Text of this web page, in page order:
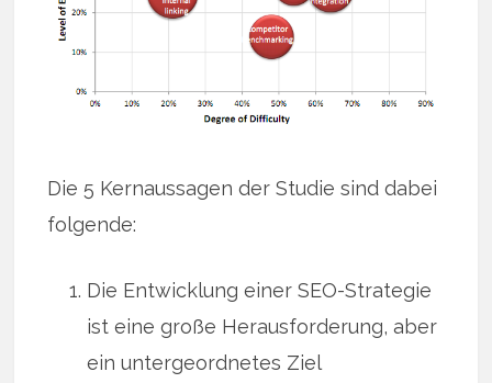
Die 5 Kernaussagen der Studie sind dabei
folgende:
Die Entwicklung einer SEO-Strategie
ist eine große Herausforderung, aber
ein untergeordnetes Ziel